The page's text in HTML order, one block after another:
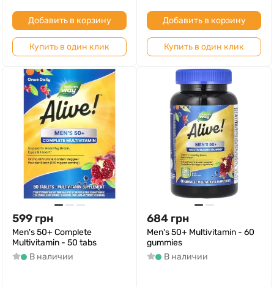
Добавить в корзину
Купить в один клик
Добавить в корзину
Купить в один клик
599 грн
Men's 50+ Complete
Multivitamin - 50 tabs
В наличии
684 грн
Men's 50+ Multivitamin - 60
gummies
В наличии